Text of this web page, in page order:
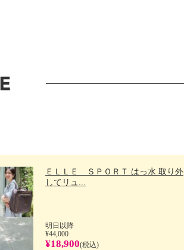
ＥＬＬＥ ＳＰＯＲＴ はっ水 取り外
してリュ...
明日以降
¥44,000
¥18,900(税込)